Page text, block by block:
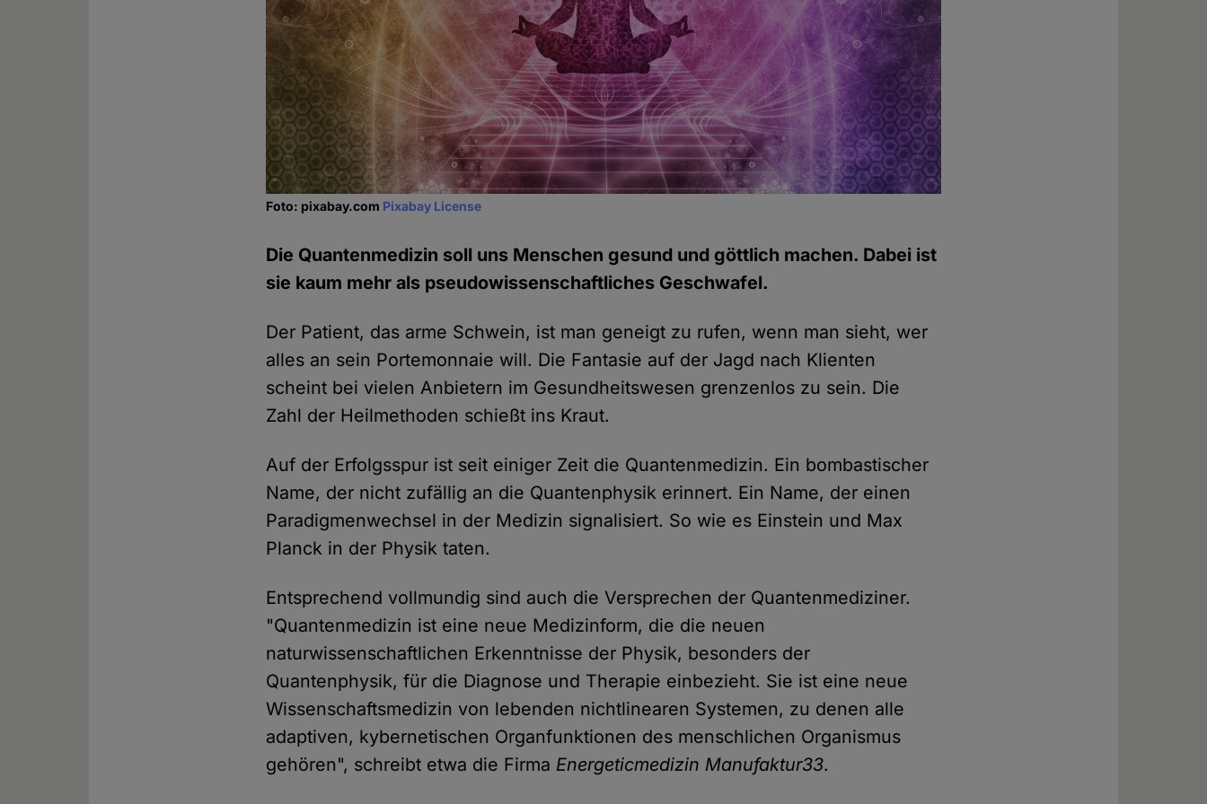
Foto: pixabay.com Pixabay License
Die Quantenmedizin soll uns Menschen gesund und göttlich machen. Dabei ist
sie kaum mehr als pseudowissenschaftliches Geschwafel.
Der Patient, das arme Schwein, ist man geneigt zu rufen, wenn man sieht, wer
alles an sein Portemonnaie will. Die Fantasie auf der Jagd nach Klienten
scheint bei vielen Anbietern im Gesundheitswesen grenzenlos zu sein. Die
Zahl der Heilmethoden schießt ins Kraut.
Auf der Erfolgsspur ist seit einiger Zeit die Quantenmedizin. Ein bombastischer
Name, der nicht zufällig an die Quantenphysik erinnert. Ein Name, der einen
Paradigmenwechsel in der Medizin signalisiert. So wie es Einstein und Max
Planck in der Physik taten.
Entsprechend vollmundig sind auch die Versprechen der Quantenmediziner.
"Quantenmedizin ist eine neue Medizinform, die die neuen
naturwissenschaftlichen Erkenntnisse der Physik, besonders der
Quantenphysik, für die Diagnose und Therapie einbezieht. Sie ist eine neue
Wissenschaftsmedizin von lebenden nichtlinearen Systemen, zu denen alle
adaptiven, kybernetischen Organfunktionen des menschlichen Organismus
gehören", schreibt etwa die Firma Energeticmedizin Manufaktur33.